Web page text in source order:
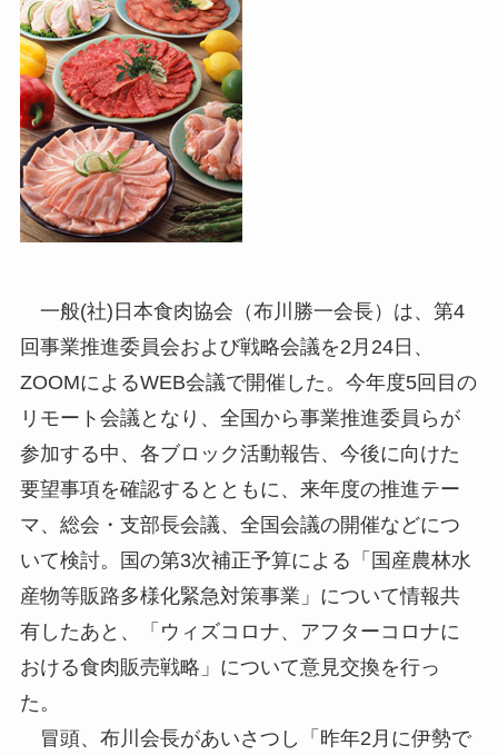
一般(社)日本食肉協会（布川勝一会長）は、第4
回事業推進委員会および戦略会議を2月24日、
ZOOMによるWEB会議で開催した。今年度5回目の
リモート会議となり、全国から事業推進委員らが
参加する中、各ブロック活動報告、今後に向けた
要望事項を確認するとともに、来年度の推進テー
マ、総会・支部長会議、全国会議の開催などにつ
いて検討。国の第3次補正予算による「国産農林水
産物等販路多様化緊急対策事業」について情報共
有したあと、「ウィズコロナ、アフターコロナに
おける食肉販売戦略」について意見交換を行っ
た。
冒頭、布川会長があいさつし「昨年2月に伊勢で